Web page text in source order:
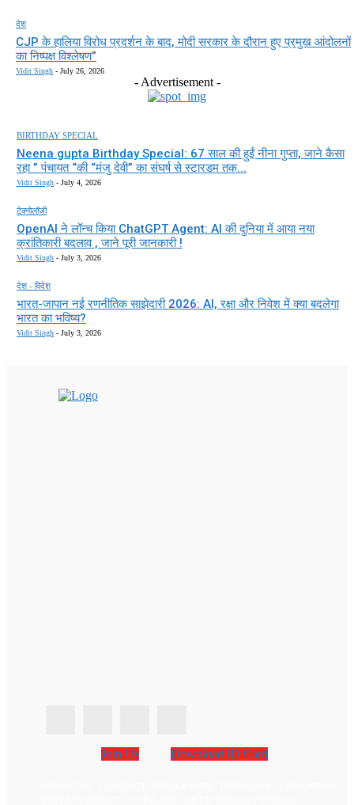
देश
CJP के हालिया विरोध प्रदर्शन के बाद, मोदी सरकार के दौरान हुए प्रमुख आंदोलनों
का निष्पक्ष विश्लेषण”
Vidit Singh - July 26, 2026
- Advertisement -
BIRTHDAY SPECIAL
Neena gupta Birthday Special: 67 साल की हुईं नीना गुप्ता, जाने कैसा
रहा ” पंचायत “की “मंजु देवी” का संघर्ष से स्टारडम तक...
Vidit Singh - July 4, 2026
टेक्नोलॉजी
OpenAI ने लॉन्च किया ChatGPT Agent: AI की दुनिया में आया नया
क्रांतिकारी बदलाव , जाने पूरी जानकारी !
Vidit Singh - July 3, 2026
देश - विदेश
भारत-जापान नई रणनीतिक साझेदारी 2026: AI, रक्षा और निवेश में क्या बदलेगा
भारत का भविष्य?
Vidit Singh - July 3, 2026
Join Us Download ID Card